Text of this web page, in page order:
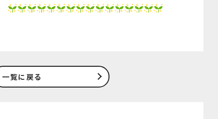
一覧に戻る